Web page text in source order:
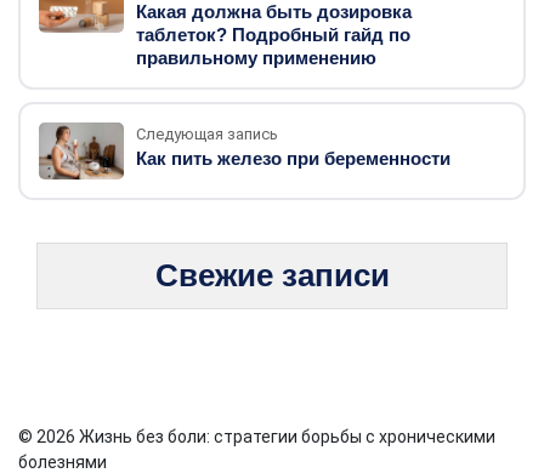
Какая должна быть дозировка
таблеток? Подробный гайд по
правильному применению
Следующая запись
Как пить железо при беременности
Свежие записи
© 2026 Жизнь без боли: стратегии борьбы с хроническими
болезнями